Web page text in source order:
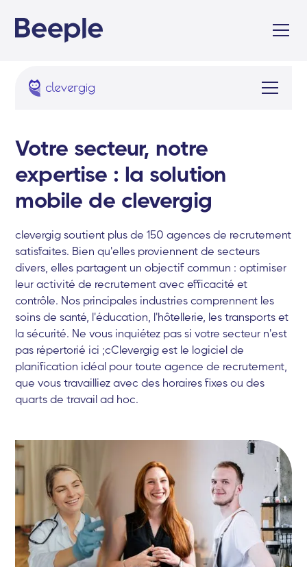
Votre secteur, notre
expertise : la solution
mobile de clevergig
clevergig soutient plus de 150 agences de recrutement
satisfaites. Bien qu'elles proviennent de secteurs
divers, elles partagent un objectif commun : optimiser
leur activité de recrutement avec efficacité et
contrôle. Nos principales industries comprennent les
soins de santé, l'éducation, l'hôtellerie, les transports et
la sécurité. Ne vous inquiétez pas si votre secteur n'est
pas répertorié ici ;cClevergig est le logiciel de
planification idéal pour toute agence de recrutement,
que vous travailliez avec des horaires fixes ou des
quarts de travail ad hoc.